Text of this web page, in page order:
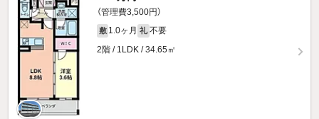
（管理費3,500円）
敷 1.0ヶ月 礼 不要
2階 / 1LDK / 34.65㎡